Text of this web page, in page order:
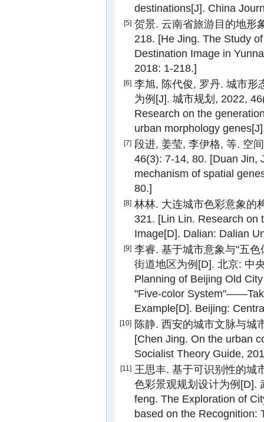
destinations[J]. China
[5] 贺景. 云南省旅游目的地形
218. [He Jing. The Study
Destination Image in
2018: 1-218.]
[6] 李旭, 陈代俊, 罗丹. 城市
为例[J]. 城市规划, 2022,
Research on the
urban morphology
[7] 段进, 姜莹, 李伊格, 等. 空
46(3): 7-14, 80. [Duan Jin,
mechanism of spatial
80.]
[8] 林林. 大连城市色彩意象的
321. [Lin Lin. Research on
Image[D]. Dalian: Dalian
[9] 李睿. 基于城市意象与"五
街道地区为例[D]. 北京: 中
Planning of Beijing Old
"Five-color
Example[D]. Beijing:
[10]
陈静. 西安的城市文脉与城
[Chen Jing. On the urban
Socialist Theory Guide,
[11] 王思丰. 基于可识别性的城
色彩景观规划设计为例[D].
feng. The Exploration of
based on the Recognition: